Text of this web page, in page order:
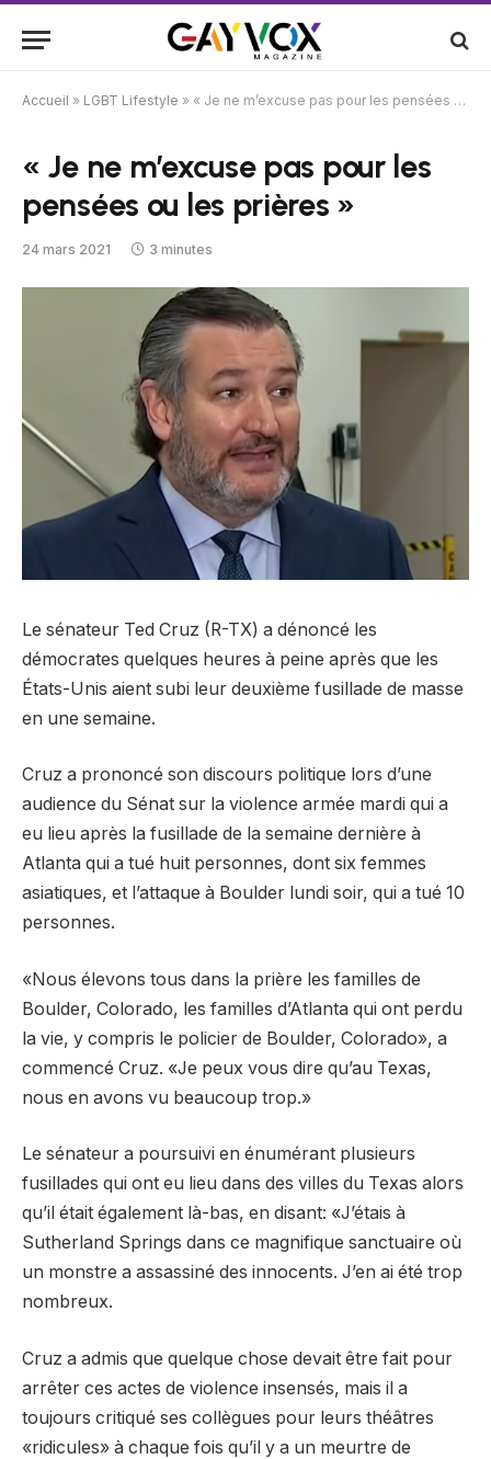
Accueil » LGBT Lifestyle » « Je ne m’excuse pas pour les pensées ou les prières »
« Je ne m’excuse pas pour les
pensées ou les prières »
24 mars 2021 3 minutes
Le sénateur Ted Cruz (R-TX) a dénoncé les
démocrates quelques heures à peine après que les
États-Unis aient subi leur deuxième fusillade de masse
en une semaine.
Cruz a prononcé son discours politique lors d’une
audience du Sénat sur la violence armée mardi qui a
eu lieu après la fusillade de la semaine dernière à
Atlanta qui a tué huit personnes, dont six femmes
asiatiques, et l’attaque à Boulder lundi soir, qui a tué 10
personnes.
«Nous élevons tous dans la prière les familles de
Boulder, Colorado, les familles d’Atlanta qui ont perdu
la vie, y compris le policier de Boulder, Colorado», a
commencé Cruz. «Je peux vous dire qu’au Texas,
nous en avons vu beaucoup trop.»
Le sénateur a poursuivi en énumérant plusieurs
fusillades qui ont eu lieu dans des villes du Texas alors
qu’il était également là-bas, en disant: «J’étais à
Sutherland Springs dans ce magnifique sanctuaire où
un monstre a assassiné des innocents. J’en ai été trop
nombreux.
Cruz a admis que quelque chose devait être fait pour
arrêter ces actes de violence insensés, mais il a
toujours critiqué ses collègues pour leurs théâtres
«ridicules» à chaque fois qu’il y a un meurtre de